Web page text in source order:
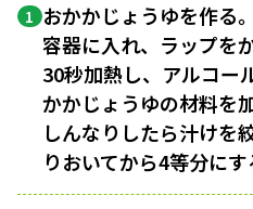
1 おかかじょうゆを作る
容器に入れ、ラップを
30秒加熱し、アルコー
かかじょうゆの材料を
しんなりしたら汁けを
りおいてから4等分にす